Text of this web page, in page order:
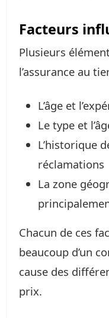
Facteurs
Plusieurs
l’assurance au
L’âge et
Le type et
L’historique
réclamations
La zone
Chacun de ces
beaucoup d’un
cause des
prix.